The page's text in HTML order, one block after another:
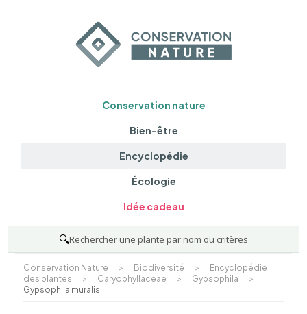
Conservation nature
Bien-être
Encyclopédie
Écologie
Idée cadeau
🔍Rechercher une plante par nom ou critères
Conservation Nature > Biodiversité >
Encyclopédie
des plantes
> Caryophyllaceae > Gypsophila
>
Gypsophila muralis